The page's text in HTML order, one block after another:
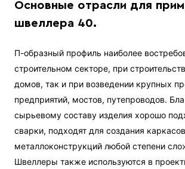
Основные отрасли для
швеллера 40.
П-образный профиль наиболее
строительном секторе, при
домов, так и при возведении крупных
предприятий, мостов, путепроводов.
сырьевому составу изделия хорошо
сварки, подходят для создания
металлоконструкций любой степени
Швеллеры также используются в